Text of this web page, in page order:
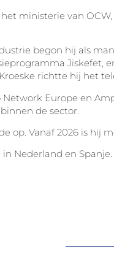
ministerie van
begon hij als
richtte hij het
Europe en
de sector.
op. Vanaf 2026 is
Nederland en Spanje.